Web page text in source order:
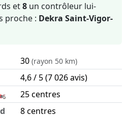
et8 un contrôleur lui-
proche : Dekra Saint-Vigor-
30 (rayon 50 km)
4,6 / 5 (7 026 avis)
25 centres
8 centres